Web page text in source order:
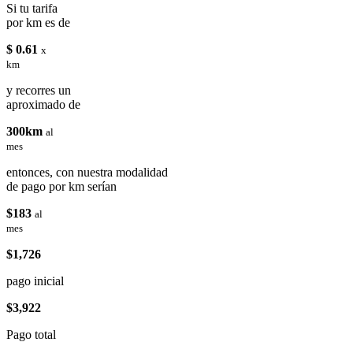
Si tu tarifa
por km es de
$ 0.61 x
km
y recorres un
aproximado de
300km al
mes
entonces, con nuestra modalidad
de pago por km serían
$183 al
mes
$1,726
pago inicial
$3,922
Pago total